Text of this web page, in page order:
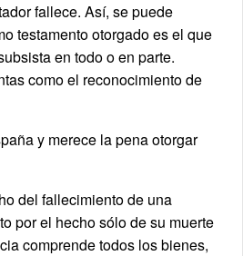
fallece. Así, se puede
testamento otorgado es el que
en todo o en parte.
como el reconocimiento de
y merece la pena otorgar
del fallecimiento de una
por el hecho sólo de su muerte
comprende todos los bienes,